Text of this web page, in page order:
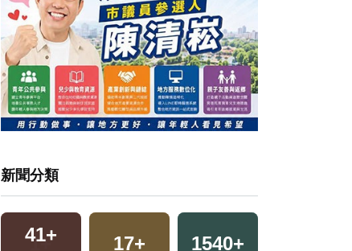
新聞分類
1+ 81+